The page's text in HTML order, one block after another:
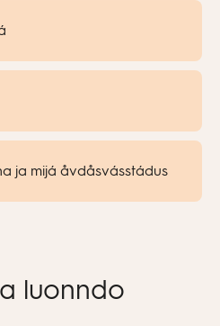
ja mijá åvdåsvásstádus
luonndo